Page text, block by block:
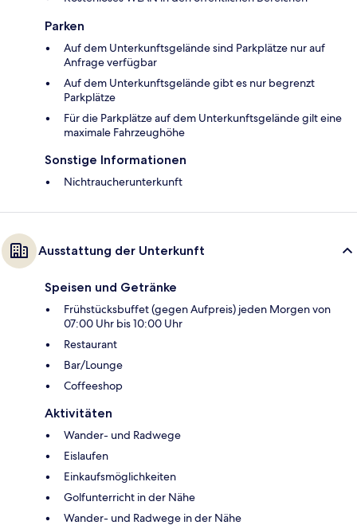
Parken
Auf dem Unterkunftsgelände sind Parkplätze nur auf
Anfrage verfügbar
Auf dem Unterkunftsgelände gibt es nur begrenzt
Parkplätze
Für die Parkplätze auf dem Unterkunftsgelände gilt eine
maximale Fahrzeughöhe
Sonstige Informationen
Nichtraucherunterkunft
Ausstattung der Unterkunft
Speisen und Getränke
Frühstücksbuffet (gegen Aufpreis) jeden Morgen von
07:00 Uhr bis 10:00 Uhr
Restaurant
Bar/Lounge
Coffeeshop
Aktivitäten
Wander- und Radwege
Eislaufen
Einkaufsmöglichkeiten
Golfunterricht in der Nähe
Wander- und Radwege in der Nähe